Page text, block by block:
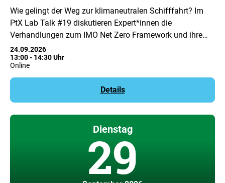
Wie gelingt der Weg zur klimaneutralen Schifffahrt? Im
PtX Lab Talk #19 diskutieren Expert*innen die
Verhandlungen zum IMO Net Zero Framework und ihre…
24.09.2026
13:00- 14:30 Uhr
Online
Details
Dienstag
29